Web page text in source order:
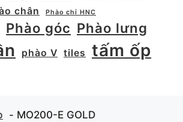
chân Phào chỉ HNC
Phào góc Phào lưng
phào V tiles tấm ốp
MO200-E GOLD